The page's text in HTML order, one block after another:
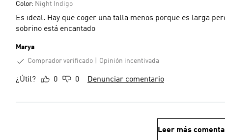
Color: Night Indigo
Es ideal. Hay que coger una talla menos porque es larga
sobrino está encantado
Marya
Comprador verificado
Opinión incentivada
¿Útil? 0 0 Denunciar comentario
Leer más